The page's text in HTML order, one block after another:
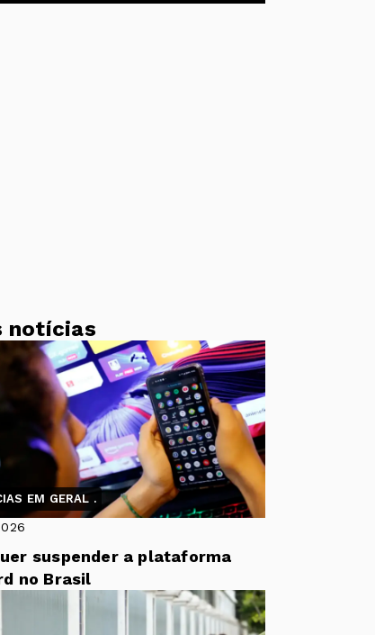
notícias
EM GERAL .
suspender a plataforma
no Brasil